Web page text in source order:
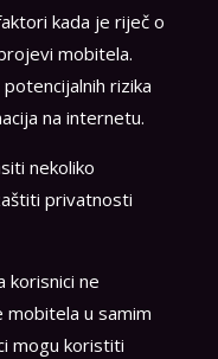
kada je riječ o
mobitela.
rizika
na internetu.
nekoliko
privatnosti
korisnici ne
u samim
mogu koristiti